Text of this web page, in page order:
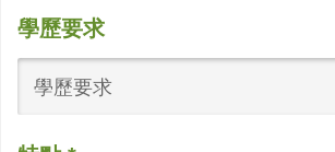
學歷要求
學歷要求